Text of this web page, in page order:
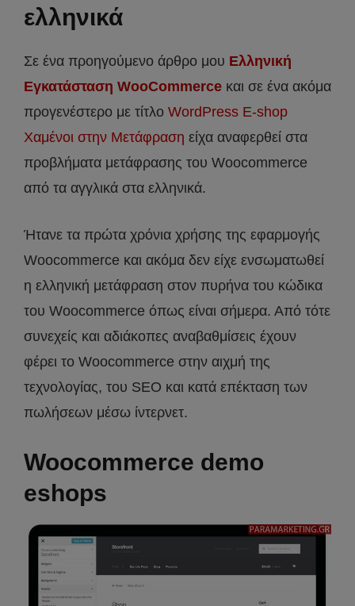
ελληνικά
Σε ένα προηγούμενο άρθρο μου Ελληνική
Εγκατάσταση WooCommerce και σε ένα ακόμα
προγενέστερο με τίτλο WordPress E-shop
Χαμένοι στην Μετάφραση είχα αναφερθεί στα
προβλήματα μετάφρασης του Woocommerce
από τα αγγλικά στα ελληνικά.
Ήτανε τα πρώτα χρόνια χρήσης της εφαρμογής
Woocommerce και ακόμα δεν είχε ενσωματωθεί
η ελληνική μετάφραση στον πυρήνα του κώδικα
του Woocommerce όπως είναι σήμερα. Από τότε
συνεχείς και αδιάκοπες αναβαθμίσεις έχουν
φέρει το Woocommerce στην αιχμή της
τεχνολογίας, του SEO και κατά επέκταση των
πωλήσεων μέσω ίντερνετ.
Woocommerce demo
eshops